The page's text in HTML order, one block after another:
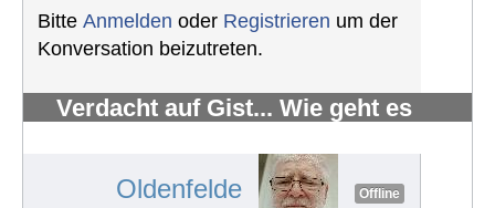
Bitte Anmelden oder Registrieren um der
Konversation beizutreten.
Verdacht auf Gist... Wie geht es
Oldenfelde Offline